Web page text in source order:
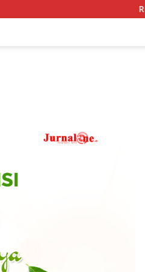
Rica dan Kangkung Jadi Senjata